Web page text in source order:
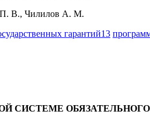
В., Чилилов А. М.
гарантий13
СИСТЕМЕ